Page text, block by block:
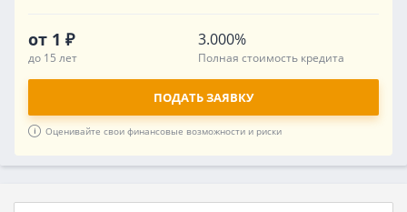
от 1 ₽
до 15 лет
3.000%
Полная стоимость кредита
ПОДАТЬ ЗАЯВКУ
Оценивайте свои финансовые возможности и риски